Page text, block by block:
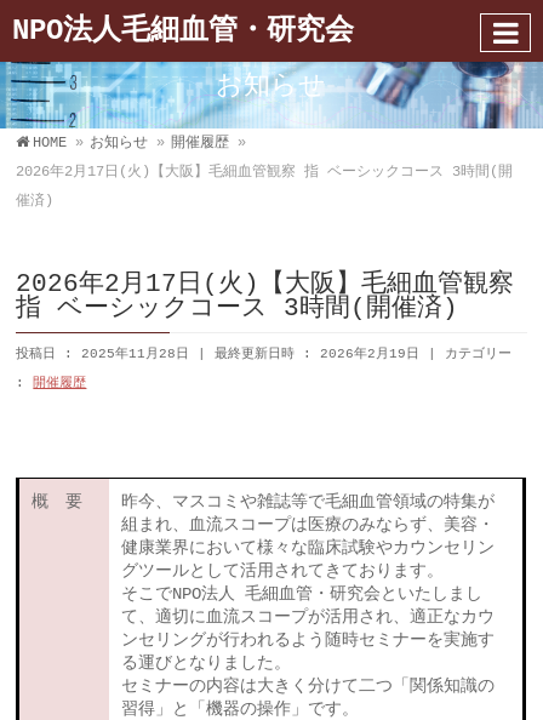
NPO法人毛細血管・研究会
お知らせ
HOME » お知らせ » 開催履歴 »
2026年2月17日(火)【大阪】毛細血管観察 指 ベーシックコース 3時間(開
催済)
2026年2月17日(火)【大阪】毛細血管観察
指 ベーシックコース 3時間(開催済)
投稿日 : 2025年11月28日 最終更新日時 : 2026年2月19日
カテゴリー
: 開催履歴
概 要
昨今、マスコミや雑誌等で毛細血管領域の特集が
組まれ、血流スコープは医療のみならず、美容・
健康業界において様々な臨床試験やカウンセリン
グツールとして活用されてきております。
そこでNPO法人 毛細血管・研究会といたしまし
て、適切に血流スコープが活用され、適正なカウ
ンセリングが行われるよう随時セミナーを実施す
る運びとなりました。
セミナーの内容は大きく分けて二つ「関係知識の
習得」と「機器の操作」です。